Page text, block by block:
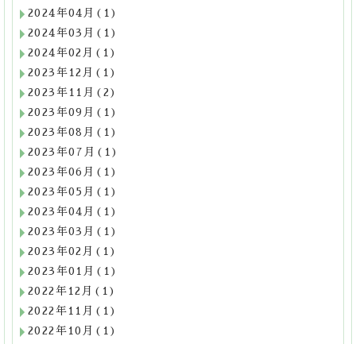
2024年04月(1)
2024年03月(1)
2024年02月(1)
2023年12月(1)
2023年11月(2)
2023年09月(1)
2023年08月(1)
2023年07月(1)
2023年06月(1)
2023年05月(1)
2023年04月(1)
2023年03月(1)
2023年02月(1)
2023年01月(1)
2022年12月(1)
2022年11月(1)
2022年10月(1)